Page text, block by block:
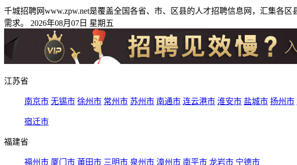
千城招聘网www.zpw.net是覆盖全国各省、市、区县的人才招聘信息网，汇集各
需求。 2026年08月07日 星期五
江苏省
南京市 无锡市 徐州市 常州市 苏州市 南通市 连云港市 淮安市 盐城市 扬州市
宿迁市
福建省
福州市 厦门市 莆田市 三明市 泉州市 漳州市 南平市 龙岩市 宁德市